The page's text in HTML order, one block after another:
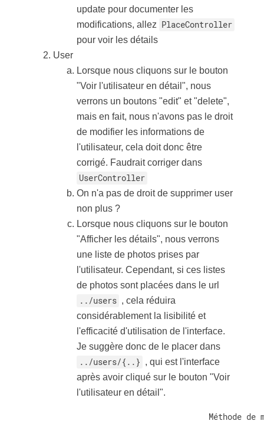
update pour documenter les
modifications, allez
PlaceController
pour voir les détails
User
Lorsque nous cliquons sur le bouton
"Voir l'utilisateur en détail", nous
verrons un boutons "edit" et "delete",
mais en fait, nous n'avons pas le droit
de modifier les informations de
l'utilisateur, cela doit donc être
corrigé. Faudrait corriger dans
UserController
On n'a pas de droit de supprimer user
non plus ?
Lorsque nous cliquons sur le bouton
"Afficher les détails", nous verrons
une liste de photos prises par
l'utilisateur. Cependant, si ces listes
de photos sont placées dans le url
../users , cela réduira
considérablement la lisibilité et
l'efficacité d'utilisation de l'interface.
Je suggère donc de le placer dans
../users/{..} , qui est l'interface
après avoir cliqué sur le bouton "Voir
l'utilisateur en détail".
Méthode de